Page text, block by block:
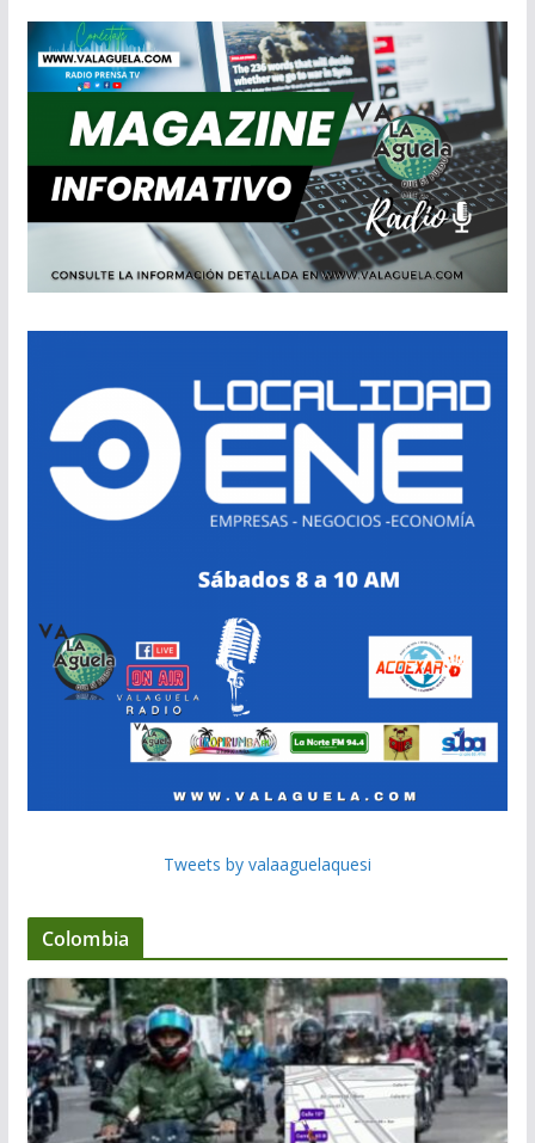
Tweets by valaaguelaquesi
Colombia